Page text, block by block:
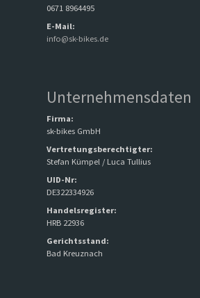
0671 8964495
E-Mail:
info@sk-bikes.de
Unternehmensdaten
Firma:
sk-bikes GmbH
Vertretungsberechtigter:
Stefan Kümpel / Luca Tullius
UID-Nr:
DE322334926
Handelsregister:
HRB 22936
Gerichtsstand:
Bad Kreuznach